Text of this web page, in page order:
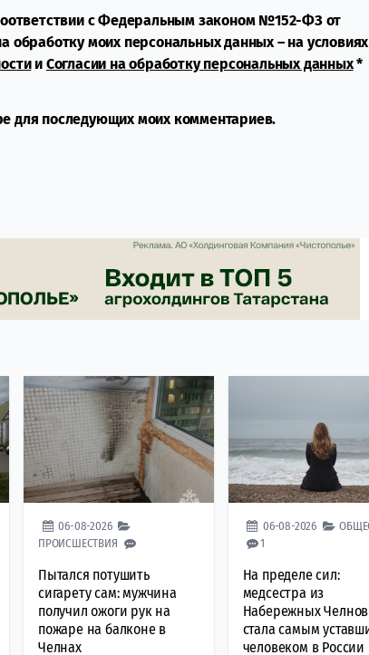
с Федеральным законом №152-ФЗ от
обработку моих персональных данных – на
и Согласии на обработку персональных данных*
для последующих моих комментариев.
06-08-2026
ПРОИСШЕСТВИЯ
Пытался потушить
сигарету сам: мужчина
получил ожоги рук на
пожаре на балконе в
Челнах
06-08-2026
1
На пределе сил:
медсестра из
Набережных Челнов
стала самым
человеком в России